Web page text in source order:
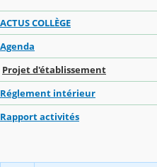
ACTUS COLLÈGE
Agenda
Projet d'établissement
Réglement intérieur
Rapport activités